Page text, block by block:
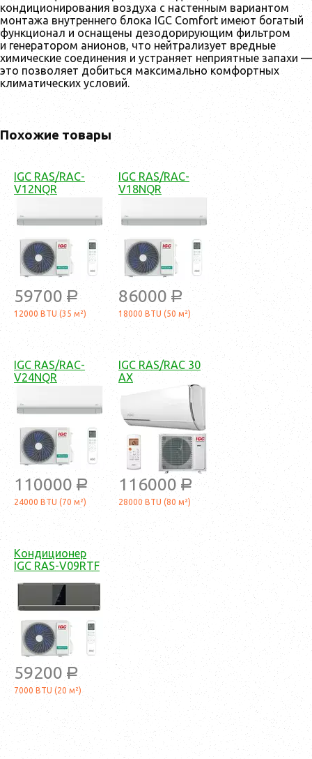
кондиционирования воздуха с настенным вариантом
монтажа внутреннего блока IGC Comfort имеют богатый
функционал и оснащены дезодорирующим фильтром
и генератором анионов, что нейтрализует вредные
химические соединения и устраняет неприятные запахи —
это позволяет добиться максимально комфортных
климатических условий.
Похожие товары
IGC RAS/RAC-
V12NQR
59700 a
12000 BTU (35 м²)
IGC RAS/RAC-
V18NQR
86000 a
18000 BTU (50 м²)
IGC RAS/RAC-
V24NQR
110000 a
24000 BTU (70 м²)
IGC RAS/RAC 30
AX
116000 a
28000 BTU (80 м²)
Кондиционер
IGC RAS-V09RTF
59200 a
7000 BTU (20 м²)